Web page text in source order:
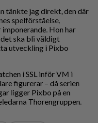
tänkte jag direkt, den där
spelförståelse,
Hon har
ska bli väldigt
utveckling i Pixbo
i SSL inför VM i
figurerar – då serien
ligger Pixbo på en
Thorengruppen.